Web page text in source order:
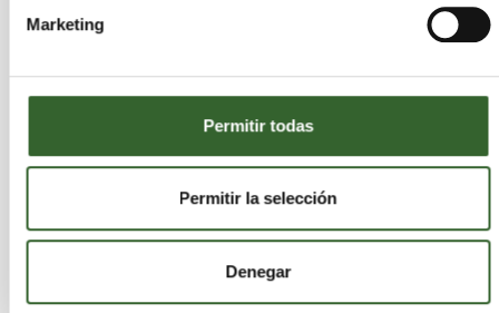
Marketing
Permitir todas
Permitir la selección
Denegar
200125 Aceites y grasas comestibles
especificados en el código 20 01 25
resinas que contienen sustancias
peligrosas
200133 Baterías y acumuladores
02 o 16 06 03 y baterías y acumuladores sin
clasificar que contienen esas baterías
200135 Equipos eléctricos y electrónicos